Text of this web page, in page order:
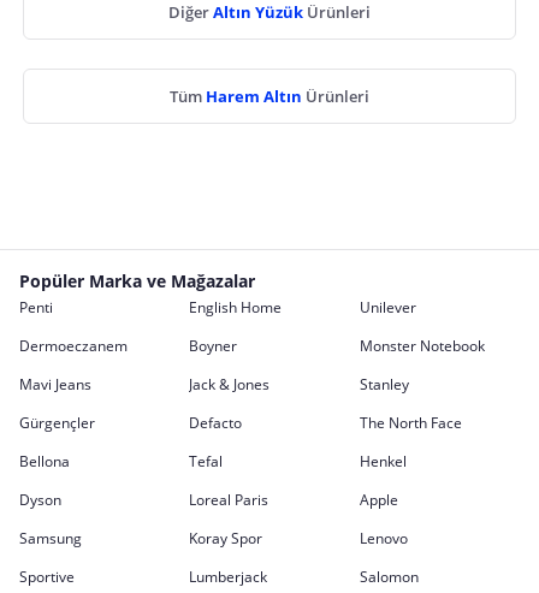
DiğerAltın Yüzük Ürünleri
Tüm Harem Altın Ürünleri
Popüler Marka ve Mağazalar
Penti English Home
Unilever
Dermoeczanem
Boyner
Monster Notebook
Mavi Jeans
Jack & Jones
Stanley
Gürgençler
Defacto
The North Face
Bellona
Tefal
Henkel
Dyson
Loreal Paris
Apple
Samsung
Koray Spor
Lenovo
Sportive
Lumberjack Salomon